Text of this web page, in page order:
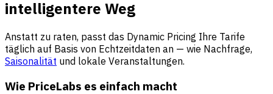
intelligentere Weg
Anstatt zu raten, passt das Dynamic Pricing Ihre Tarife
täglich auf Basis von Echtzeitdaten an — wie Nachfrage,
Saisonalität und lokale Veranstaltungen.
Wie PriceLabs es einfach macht